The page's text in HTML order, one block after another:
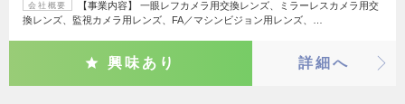
会社概要
【事業内容】 一眼レフカメラ用交換レンズ、ミラーレスカメラ用交
換レンズ、監視カメラ用レンズ、FA／マシンビジョン用レンズ、…
興味あり 詳細へ